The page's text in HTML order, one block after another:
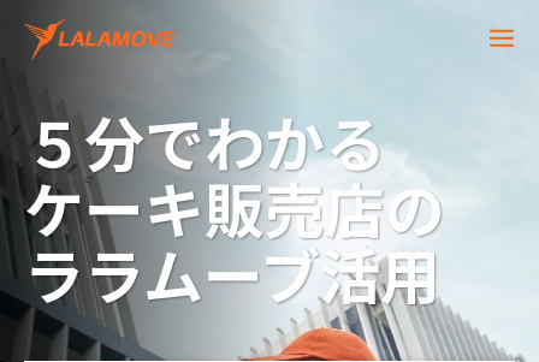
５分でわかる
ケーキ販売店の
ララムーブ活用